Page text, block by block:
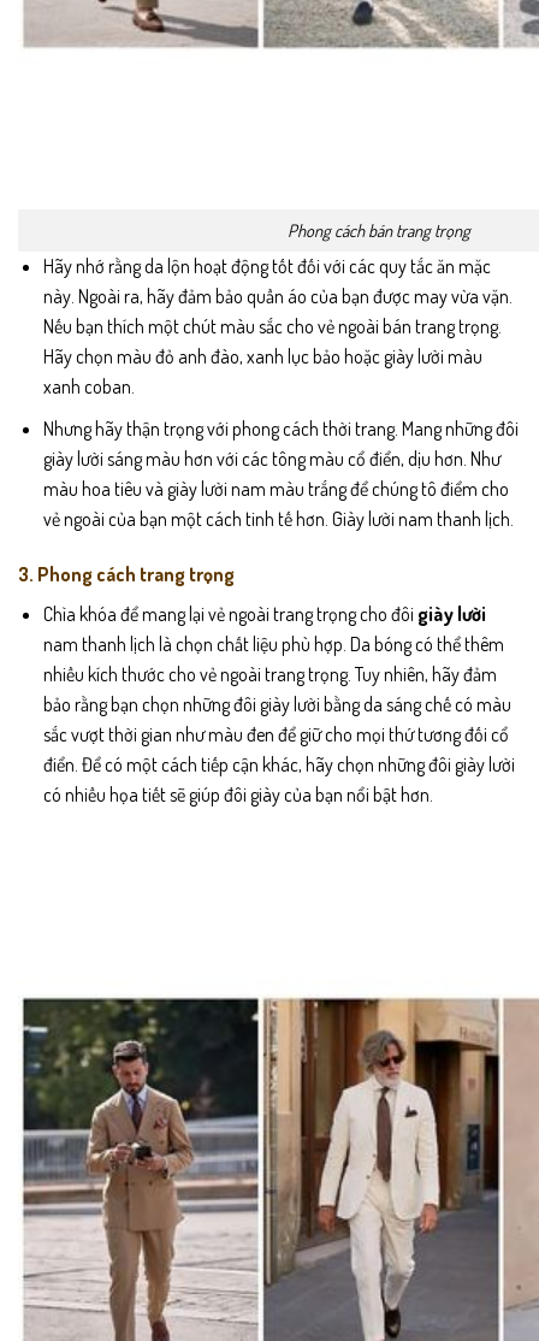
Phong cách bán trang trọng
Hãy nhớ rằng da lộn hoạt động tốt đối với các quy tắc ăn mặc
này. Ngoài ra, hãy đảm bảo quần áo của bạn được may vừa vặn.
Nếu bạn thích một chút màu sắc cho vẻ ngoài bán trang trọng.
Hãy chọn màu đỏ anh đào, xanh lục bảo hoặc giày lười màu
xanh coban.
Nhưng hãy thận trọng với phong cách thời trang. Mang những đôi
giày lười sáng màu hơn với các tông màu cổ điển, dịu hơn. Như
màu hoa tiêu và giày lười nam màu trắng để chúng tô điểm cho
vẻ ngoài của bạn một cách tinh tế hơn. Giày lười nam thanh lịch.
3. Phong cách trang trọng
Chìa khóa để mang lại vẻ ngoài trang trọng cho đôi giày lười
nam thanh lịch là chọn chất liệu phù hợp. Da bóng có thể thêm
nhiều kích thước cho vẻ ngoài trang trọng. Tuy nhiên, hãy đảm
bảo rằng bạn chọn những đôi giày lười bằng da sáng chế có màu
sắc vượt thời gian như màu đen để giữ cho mọi thứ tương đối cổ
điển. Để có một cách tiếp cận khác, hãy chọn những đôi giày lười
có nhiều họa tiết sẽ giúp đôi giày của bạn nổi bật hơn.